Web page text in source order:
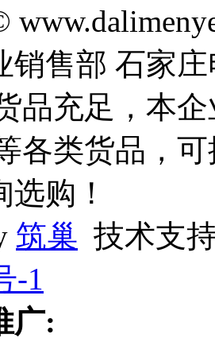
销售部 石家
品充足，本
各类货品，
购！
筑巢 技术支
-1
广: